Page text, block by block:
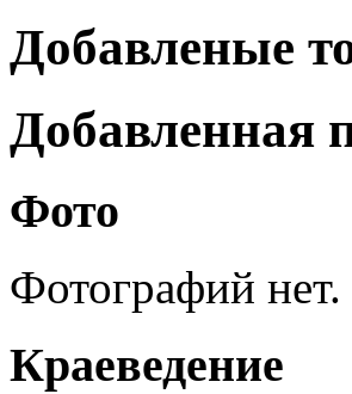
Добавленые
Добавленная
Фото
Фотографий нет.
Краеведение